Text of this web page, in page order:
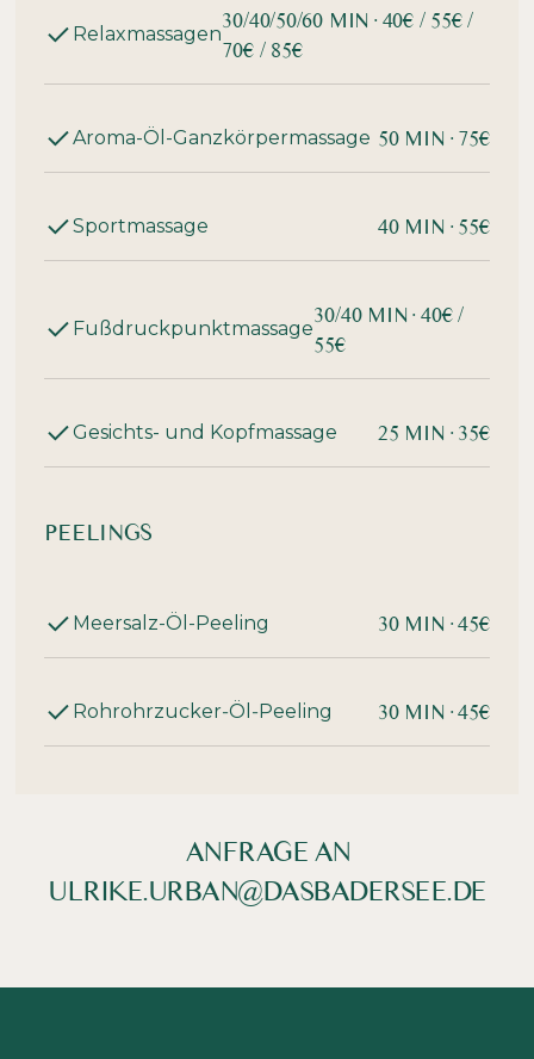
Relaxmassagen
30/40/50/60 MIN· 40€ / 55€ /
70€ / 85€
Aroma-Öl-Ganzkörpermassage 50 MIN· 75€
Sportmassage 40 MIN· 55€
Fußdruckpunktmassage
30/40 MIN· 40€ /
55€
Gesichts- und Kopfmassage 25 MIN· 35€
PEELINGS
Meersalz-Öl-Peeling 30 MIN· 45€
Rohrohrzucker‑Öl‑Peeling 30 MIN· 45€
ANFRAGE AN
ULRIKE.URBAN@DASBADERSEE.DE